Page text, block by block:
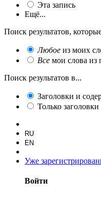
Эта запись
Ещё...
Поиск результатов,
Любое из моих
Все мои слова из
Поиск результатов в...
Заголовки и
Только заголовки
RU
EN
Уже
Войти